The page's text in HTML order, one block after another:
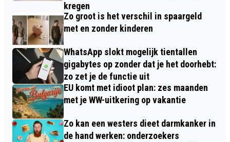
kregen
Zo groot is het verschil in spaargeld
met en zonder kinderen
WhatsApp slokt mogelijk tientallen
gigabytes op zonder dat je het doorhebt:
zo zet je de functie uit
EU komt met idioot plan: zes maanden
met je WW-uitkering op vakantie
Zo kan een westers dieet darmkanker in
de hand werken: onderzoekers